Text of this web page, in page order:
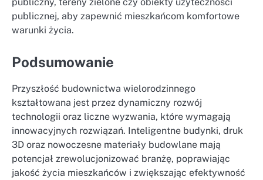
publicznej, aby zapewnić mieszkańcom komfortowe
warunki życia.
Podsumowanie
Przyszłość budownictwa wielorodzinnego
kształtowana jest przez dynamiczny rozwój
technologii oraz liczne wyzwania, które wymagają
innowacyjnych rozwiązań. Inteligentne budynki, druk
3D oraz nowoczesne materiały budowlane mają
potencjał zrewolucjonizować branżę, poprawiając
jakość życia mieszkańców i zwiększając efektywność